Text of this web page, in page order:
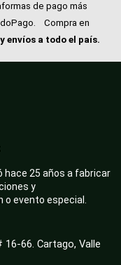
de pago más
Compra en
envíos a todo el país.
hace 25 años a fabricar
y
o evento especial.
16-66. Cartago, Valle